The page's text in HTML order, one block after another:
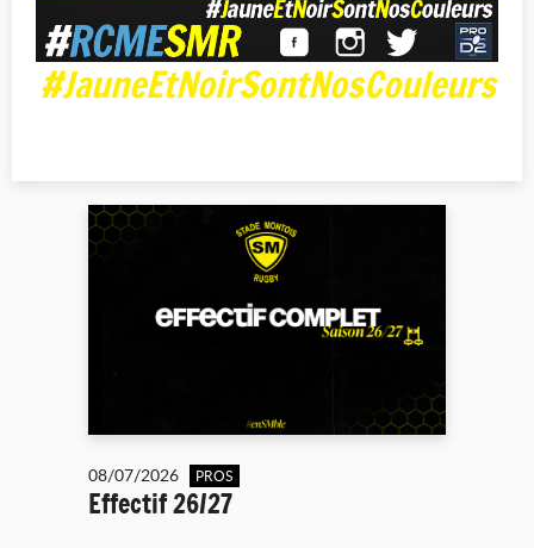
#JauneEtNoirSontNosCouleurs
08/07/2026 PROS
Effectif 26/27